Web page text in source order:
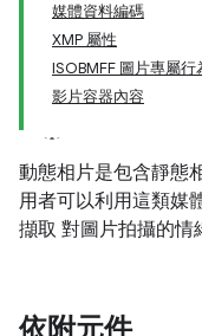
媒體資料編碼
XMP 屬性
ISOBMFF 圖片專屬行
影片容器內容
動態相片是包含靜態
用者可以利用這類媒
擷取 對圖片拍攝的情
依附元件